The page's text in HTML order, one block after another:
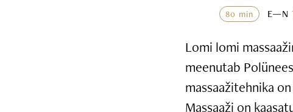
80 min E—N
Lomi lomi
meenutab
massaažitehnika
Massaaži on